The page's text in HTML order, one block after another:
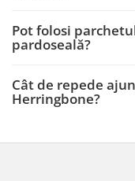
Pot folosi
pardoseală?
Cât de repede
Herringbone?